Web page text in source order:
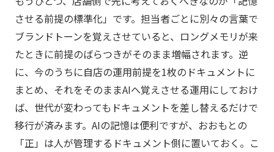
させる前提の標準化」です。担当者ごとに別々の言葉で
ブランドトーンを覚えさせていると、ロングメモリが来
たときに前提のばらつきがそのまま増幅されます。逆
に、今のうちに自店の運用前提を1枚のドキュメントに
まとめ、それをそのままAIへ覚えさせる運用にしておけ
ば、世代が変わってもドキュメントを差し替えるだけで
移行が済みます。AIの記憶は便利ですが、おおもとの
「正」は人が管理するドキュメント側に置いておく。こ